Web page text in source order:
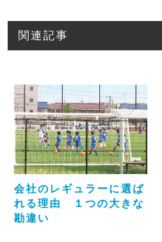
関連記事
会社のレギュラーに選ば
れる理由 １つの大きな
勘違い